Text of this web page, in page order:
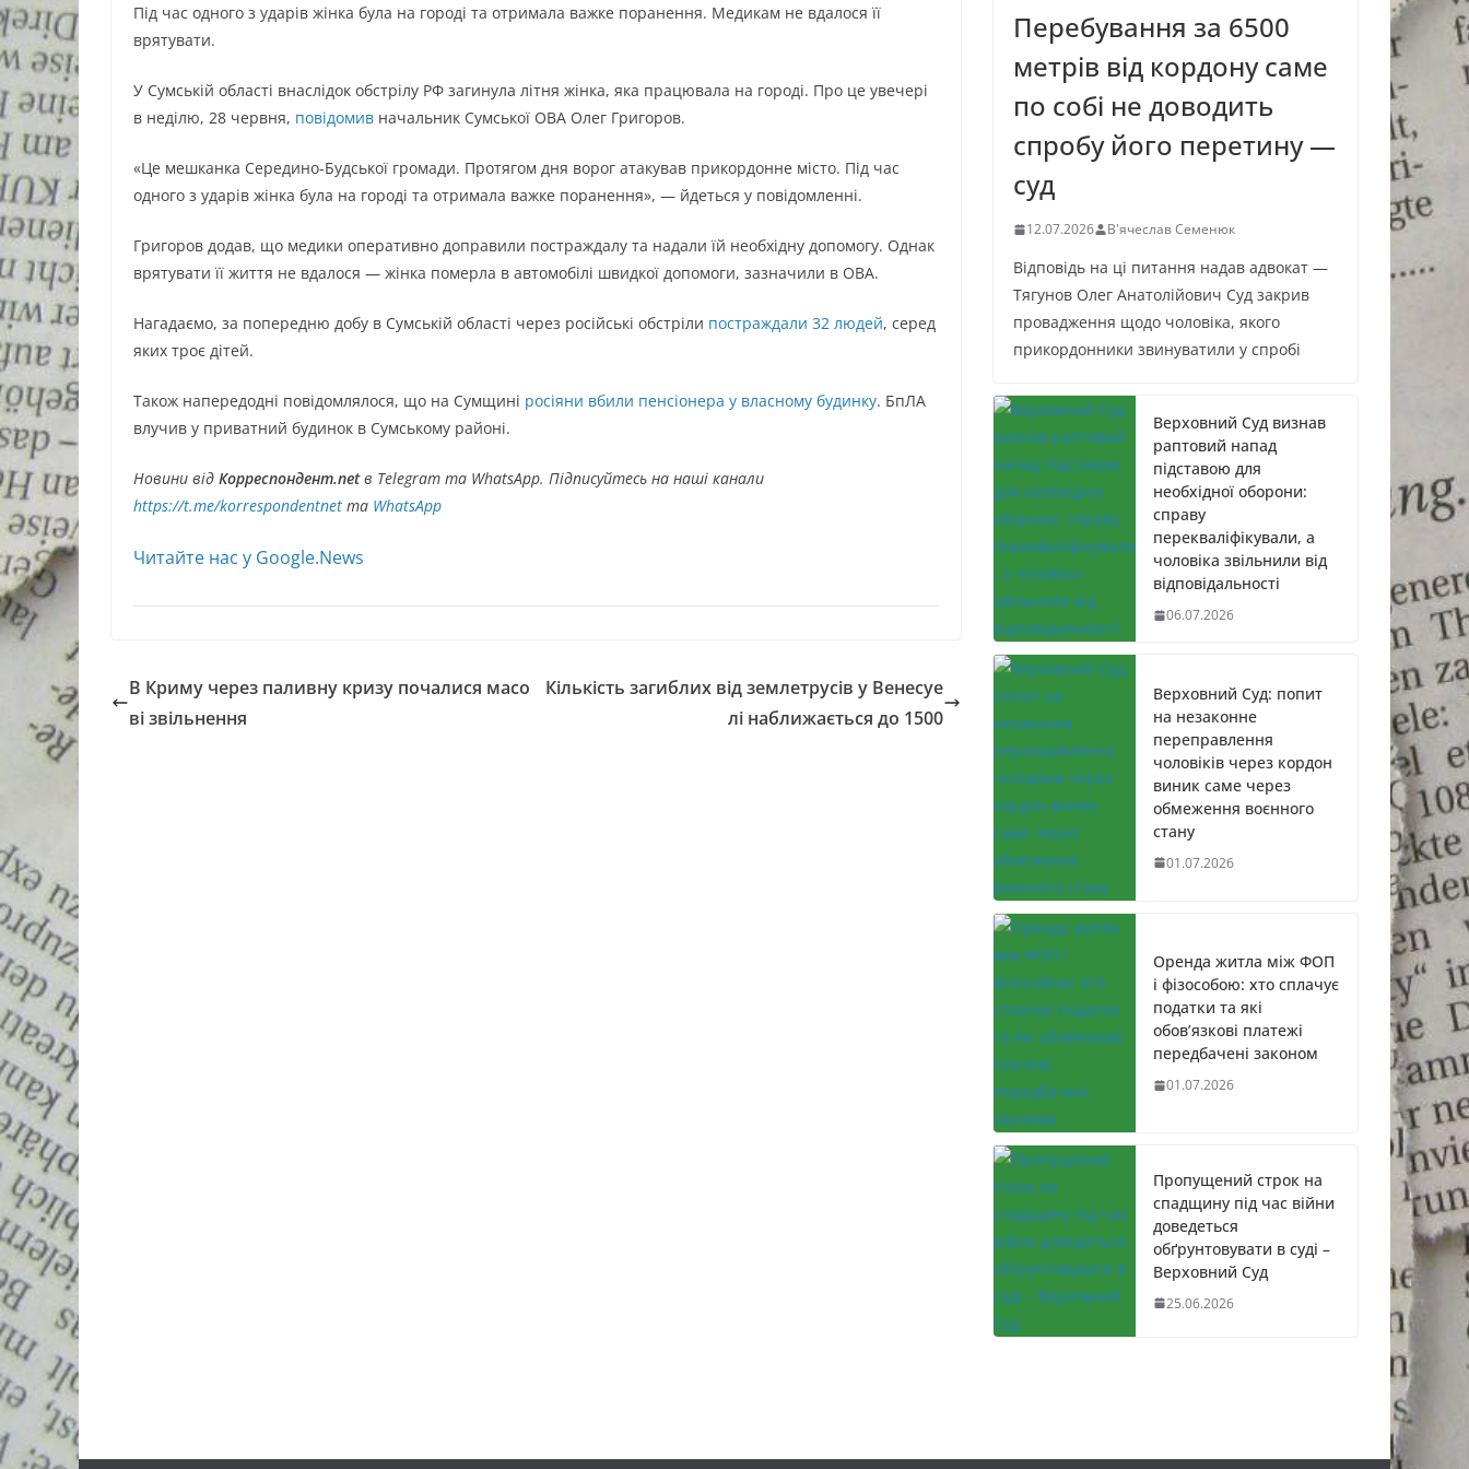
Під час одного з ударів жінка була на городі та отримала важке поранення. Медикам не вдалося її
врятувати.
У Сумській області внаслідок обстрілу РФ загинула літня жінка, яка працювала на городі. Про це увечері
в неділю, 28 червня, повідомив начальник Сумської ОВА Олег Григоров.
«Це мешканка Середино-Будської громади. Протягом дня ворог атакував прикордонне місто. Під час
одного з ударів жінка була на городі та отримала важке поранення», — йдеться у повідомленні.
Григоров додав, що медики оперативно доправили постраждалу та надали їй необхідну допомогу. Однак
врятувати її життя не вдалося — жінка померла в автомобілі швидкої допомоги, зазначили в ОВА.
Нагадаємо, за попередню добу в Сумській області через російські обстріли постраждали 32 людей, серед
яких троє дітей.
Також напередодні повідомлялося, що на Сумщині росіяни вбили пенсіонера у власному будинку. БпЛА
влучив у приватний будинок в Сумському районі.
Новини від Корреспондент.netв Telegram та WhatsApp. Підписуйтесь на наші канали
https://t.me/korrespondentnet та WhatsApp
Читайте нас у Google.News
В Криму через паливну кризу почалися масо
ві звільнення
Кількість загиблих від землетрусів у Венесуе
лі наближається до 1500
Перебування за 6500
метрів від кордону саме
по собі не доводить
спробу його перетину —
суд
12.07.2026 В'ячеслав Семенюк
Відповідь на ці питання надав адвокат —
Тягунов Олег Анатолійович Суд закрив
провадження щодо чоловіка, якого
прикордонники звинуватили у спробі
Верховний Суд визнав
раптовий напад
підставою для
необхідної оборони:
справу
перекваліфікували, а
чоловіка звільнили від
відповідальності
06.07.2026
Верховний Суд: попит
на незаконне
переправлення
чоловіків через кордон
виник саме через
обмеження воєнного
стану
01.07.2026
Оренда житла між ФОП
і фізособою: хто сплачує
податки та які
обов’язкові платежі
передбачені законом
01.07.2026
Пропущений строк на
спадщину під час війни
доведеться
обґрунтовувати в суді –
Верховний Суд
25.06.2026